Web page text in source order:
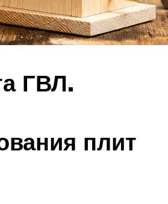
ГВЛ.
плит